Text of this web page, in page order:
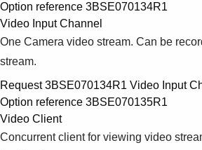
Option reference 3BSE070134R1
Video Input Channel
One Camera video stream. Can be
stream.
Request 3BSE070134R1 Video Input
Option reference 3BSE070135R1
Video Client
Concurrent client for viewing video